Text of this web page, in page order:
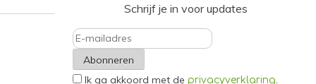
Schrijf je in voor updates
E-
mailadres
Ik ga akkoord met de privacyverklaring.